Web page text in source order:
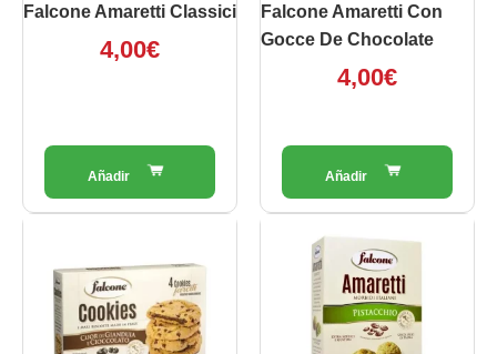
Falcone Amaretti Classici
4,00€
Falcone Amaretti Con
Gocce De Chocolate
4,00€